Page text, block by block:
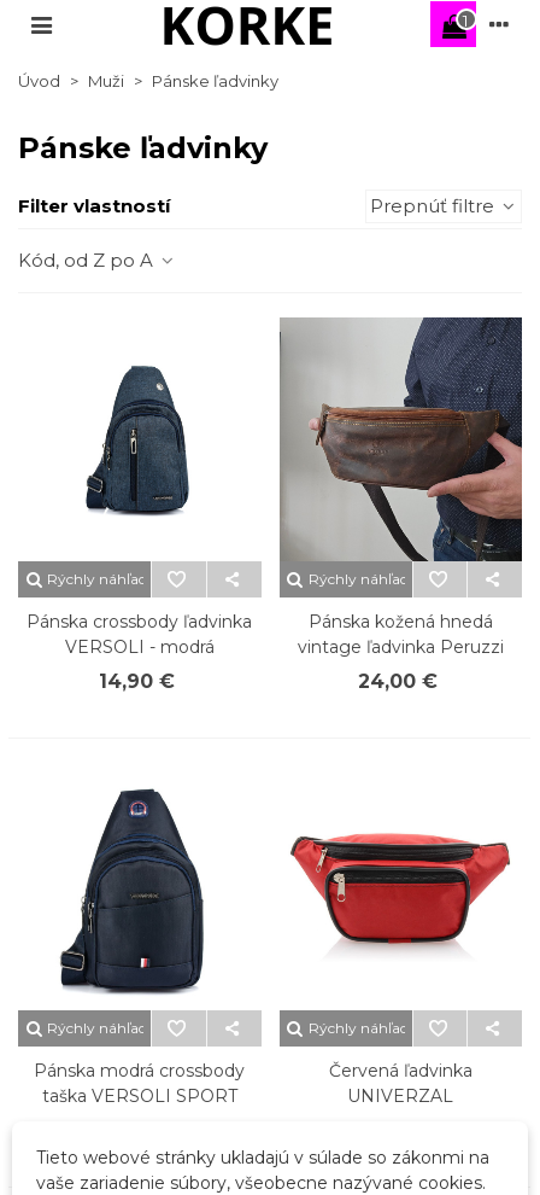
1
Úvod > Muži > Pánske ľadvinky
Pánske ľadvinky
Filter vlastností Prepnúť filtre
Kód, od Z po A
Rýchly náhľad
Pánska crossbody ľadvinka
VERSOLI - modrá
14,90 €
Rýchly náhľad
Pánska kožená hnedá
vintage ľadvinka Peruzzi
24,00 €
Rýchly náhľad
Pánska modrá crossbody
taška VERSOLI SPORT
Rýchly náhľad
Červená ľadvinka
UNIVERZAL
Tieto webové stránky ukladajú v súlade so zákonmi na
vaše zariadenie súbory, všeobecne nazývané cookies.